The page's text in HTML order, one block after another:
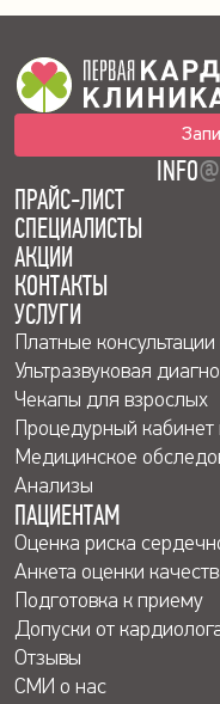
INFO
ПРАЙС-ЛИСТ
СПЕЦИАЛИСТЫ
АКЦИИ
КОНТАКТЫ
УСЛУГИ
Платные
Ультразвуковая
Чекапы для взрослых
Процедурный
Медицинское
Анализы
ПАЦИЕНТАМ
Оценка риска
Анкета оценки
Подготовка к приему
Допуски от
Отзывы
СМИ о нас